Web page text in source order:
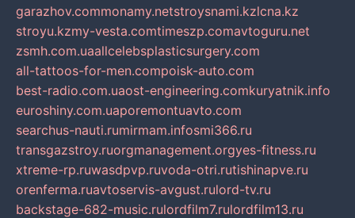
garazhov.commonamy.netstroysnami.kzlcna.kz
stroyu.kzmy-vesta.comtimeszp.comavtoguru.net
zsmh.com.uaallcelebsplasticsurgery.com
all-tattoos-for-men.compoisk-auto.com
best-radio.com.uaost-engineering.comkuryatnik.info
euroshiny.com.uaporemontuavto.com
searchus-nauti.rumirmam.infosmi366.ru
transgazstroy.ruorgmanagement.orgyes-fitness.ru
xtreme-rp.ruwasdpvp.ruvoda-otri.rutishinapve.ru
orenferma.ruavtoservis-avgust.rulord-tv.ru
backstage-682-music.rulordfilm7.rulordfilm13.ru